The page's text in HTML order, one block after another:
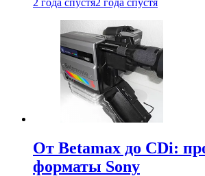
От Betamax до CDi:
форматы Sony